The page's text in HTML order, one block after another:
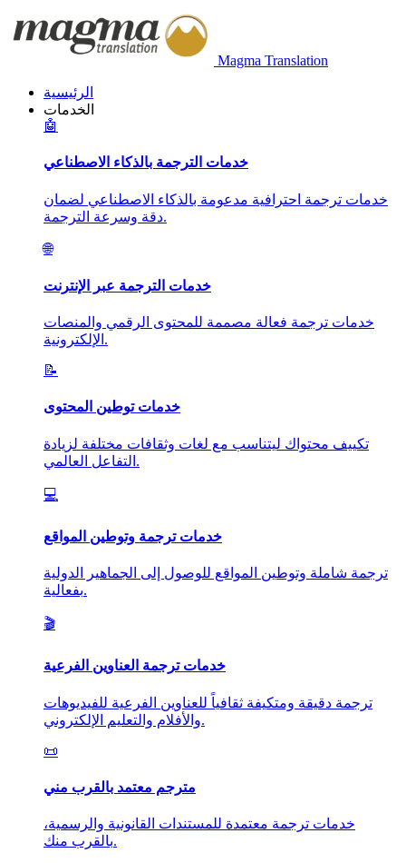
Magma Translation
الرئيسية
الخدمات
🤖
خدمات الترجمة بالذكاء الاصطناعي
خدمات ترجمة احترافية مدعومة بالذكاء الاصطناعي لضمان
دقة وسرعة الترجمة.
🌐
خدمات الترجمة عبر الإنترنت
خدمات ترجمة فعالة مصممة للمحتوى الرقمي والمنصات
الإلكترونية.
📝
خدمات توطين المحتوى
تكييف محتواك ليتناسب مع لغات وثقافات مختلفة لزيادة
التفاعل العالمي.
💻
خدمات ترجمة وتوطين المواقع
ترجمة شاملة وتوطين المواقع للوصول إلى الجماهير الدولية
بفعالية.
🎬
خدمات ترجمة العناوين الفرعية
ترجمة دقيقة ومتكيفة ثقافياً للعناوين الفرعية للفيديوهات
والأفلام والتعليم الإلكتروني.
📜
مترجم معتمد بالقرب مني
خدمات ترجمة معتمدة للمستندات القانونية والرسمية،
بالقرب منك.